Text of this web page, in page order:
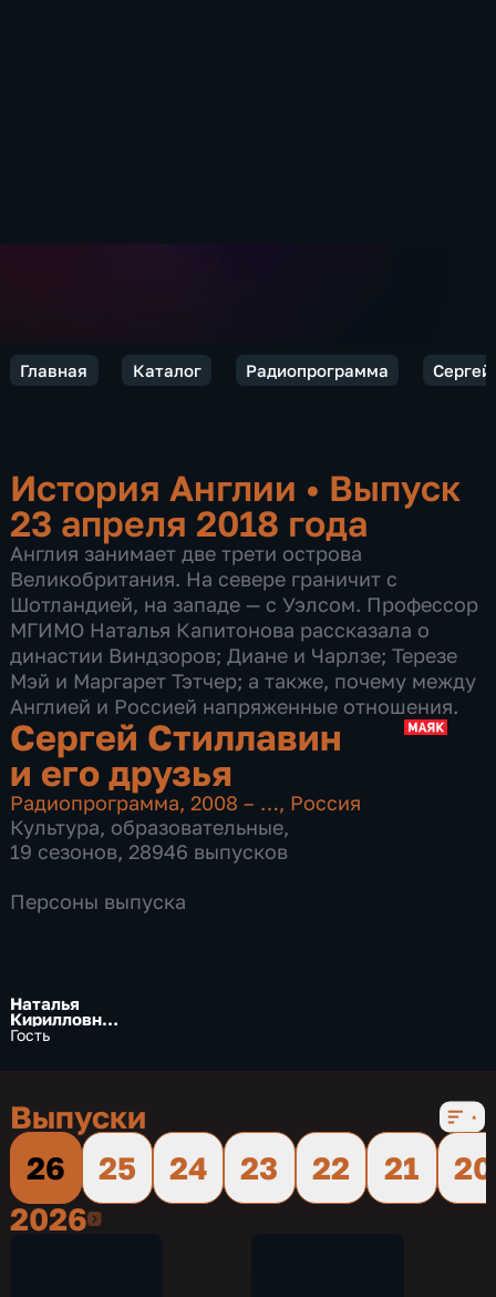
Главная Каталог Радиопрограмма Сергей
История Англии • Выпуск
23 апреля 2018 года
Англия занимает две трети острова
Великобритания. На севере граничит с
Шотландией, на западе — с Уэлсом. Профессор
МГИМО Наталья Капитонова рассказала о
династии Виндзоров; Диане и Чарлзе; Терезе
Мэй и Маргарет Тэтчер; а также, почему между
Англией и Россией напряженные отношения.
Сергей Стиллавин
и его друзья
Радиопрограмма,2008 – …, Россия
Культура, образовательные,
19 сезонов, 28946 выпусков
Персоны выпуска
Наталья
Кирилловна
Капитонова
Гость
Выпуски
26
25 24 23 22 21
20
20262026